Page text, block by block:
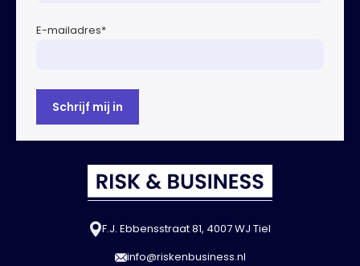
E-mailadres*
F.J. Ebbensstraat 81, 4007 WJ Tiel
info@riskenbusiness.nl